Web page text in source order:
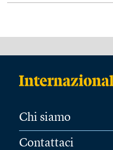
Chi siamo
Contattaci